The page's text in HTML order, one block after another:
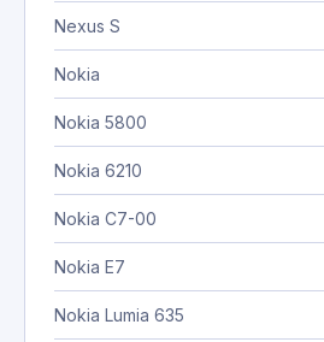
Nexus S
Nokia
Nokia 5800
Nokia 6210
Nokia C7-00
Nokia E7
Nokia Lumia 635